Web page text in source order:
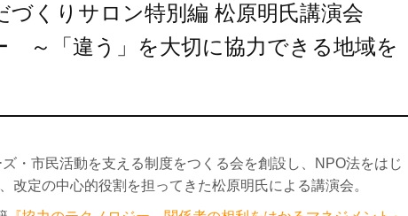
づくりサロン特別編 松原明氏講演会
～「違う」を大切に協力できる地域を
・市民活動を支える制度をつくる会を創設し、NPO法をはじ
改定の中心的役割を担ってきた松原明氏による講演会。